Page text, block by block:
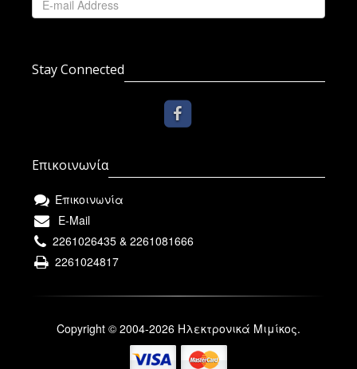
Stay Connected
Επικοινωνία
Επικοινωνία
E-Mail
2261026435 & 2261081666
2261024817
Copyright © 2004-2026 Ηλεκτρονικά Μιμίκος.